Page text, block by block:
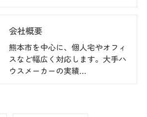
会社概要
熊本市を中心に、個人宅やオフィ
スなど幅広く対応します。大手ハ
ウスメーカーの実績…